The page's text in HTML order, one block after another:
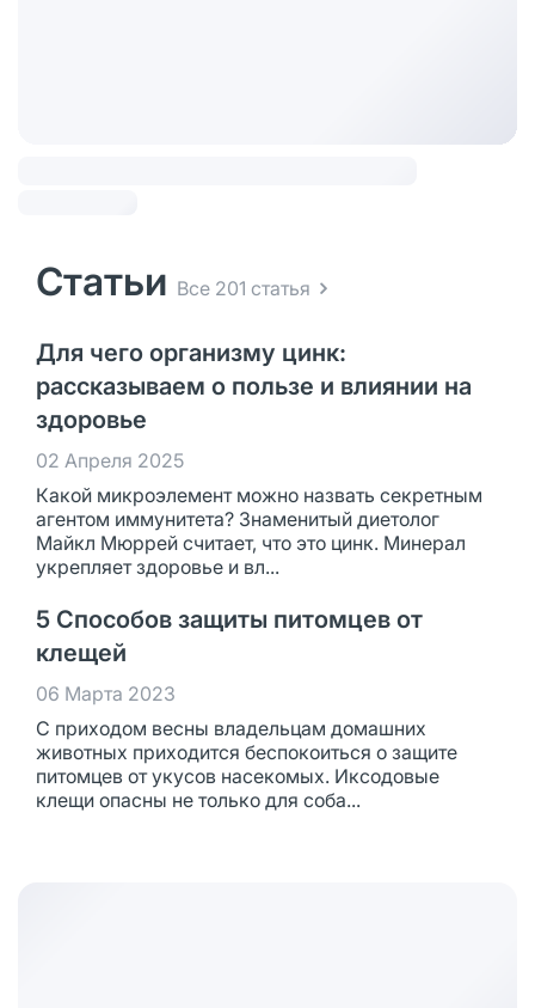
Статьи Все 201 статья
Для чего организму цинк:
рассказываем о пользе и влиянии на
здоровье
02 Апреля 2025
Какой микроэлемент можно назвать секретным
агентом иммунитета? Знаменитый диетолог
Майкл Мюррей считает, что это цинк. Минерал
укрепляет здоровье и вл...
5 Способов защиты питомцев от
клещей
06 Марта 2023
С приходом весны владельцам домашних
животных приходится беспокоиться о защите
питомцев от укусов насекомых. Иксодовые
клещи опасны не только для соба...